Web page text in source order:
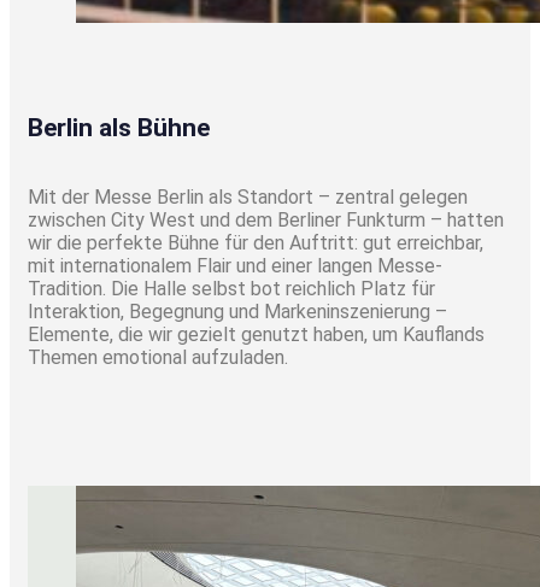
Berlin als Bühne
Mit der Messe Berlin als Standort – zentral gelegen
zwischen City West und dem Berliner Funkturm – hatten
wir die perfekte Bühne für den Auftritt: gut erreichbar,
mit internationalem Flair und einer langen Messe-
Tradition. Die Halle selbst bot reichlich Platz für
Interaktion, Begegnung und Markeninszenierung –
Elemente, die wir gezielt genutzt haben, um Kauflands
Themen emotional aufzuladen.